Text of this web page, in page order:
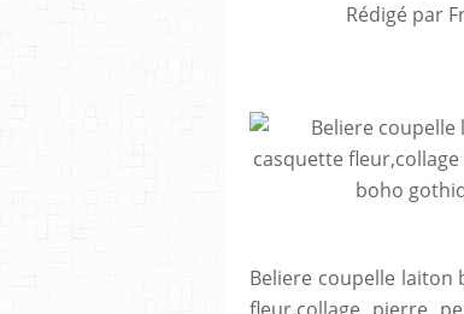
Rédigé par
Beliere coupelle laiton